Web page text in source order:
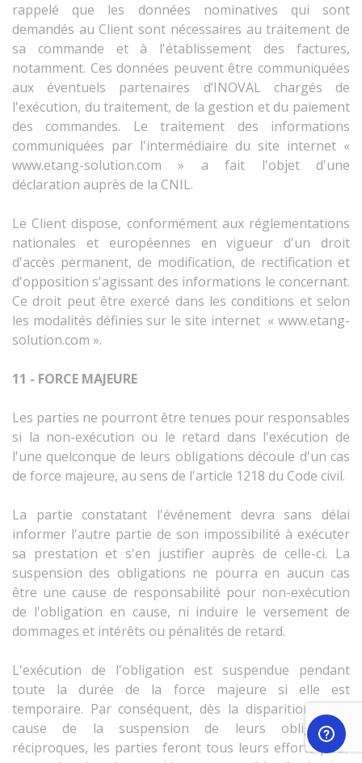
rappelé que les données nominatives qui sont
demandés au Client sont nécessaires au traitement de
sa commande et à l'établissement des factures,
notamment. Ces données peuvent être communiquées
aux éventuels partenaires d’INOVAL chargés de
l'exécution, du traitement, de la gestion et du paiement
des commandes. Le traitement des informations
communiquées par l'intermédiaire du site internet «
www.etang-solution.com » a fait l'objet d'une
déclaration auprès de la CNIL.
Le Client dispose, conformément aux réglementations
nationales et européennes en vigueur d'un droit
d'accès permanent, de modification, de rectification et
d'opposition s'agissant des informations le concernant.
Ce droit peut être exercé dans les conditions et selon
les modalités définies sur le site internet « www.etang-
solution.com ».
11 - FORCE MAJEURE
Les parties ne pourront être tenues pour responsables
si la non-exécution ou le retard dans l'exécution de
l'une quelconque de leurs obligations découle d'un cas
de force majeure, au sens de l'article 1218 du Code civil.
La partie constatant l'événement devra sans délai
informer l'autre partie de son impossibilité à exécuter
sa prestation et s'en justifier auprès de celle-ci. La
suspension des obligations ne pourra en aucun cas
être une cause de responsabilité pour non-exécution
de l'obligation en cause, ni induire le versement de
dommages et intérêts ou pénalités de retard.
L'exécution de l'obligation est suspendue pendant
toute la durée de la force majeure si elle est
temporaire. Par conséquent, dès la disparition de la
cause de la suspension de leurs obligations
réciproques, les parties feront tous leurs efforts pour